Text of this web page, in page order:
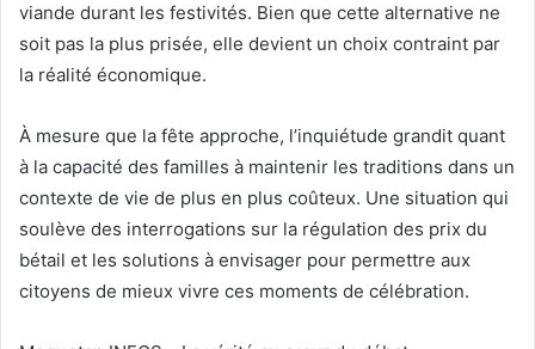
viande durant les festivités. Bien que cette alternative ne
soit pas la plus prisée, elle devient un choix contraint par
la réalité économique.
À mesure que la fête approche, l’inquiétude grandit quant
à la capacité des familles à maintenir les traditions dans un
contexte de vie de plus en plus coûteux. Une situation qui
soulève des interrogations sur la régulation des prix du
bétail et les solutions à envisager pour permettre aux
citoyens de mieux vivre ces moments de célébration.